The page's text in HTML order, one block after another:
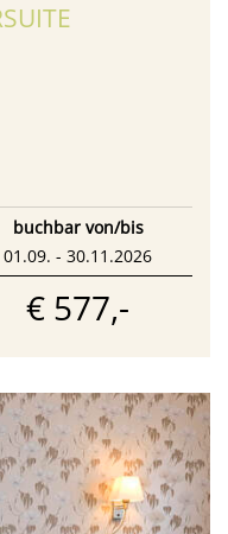
buchbar von/bis
01.09. - 30.11.2026
€ 577,-